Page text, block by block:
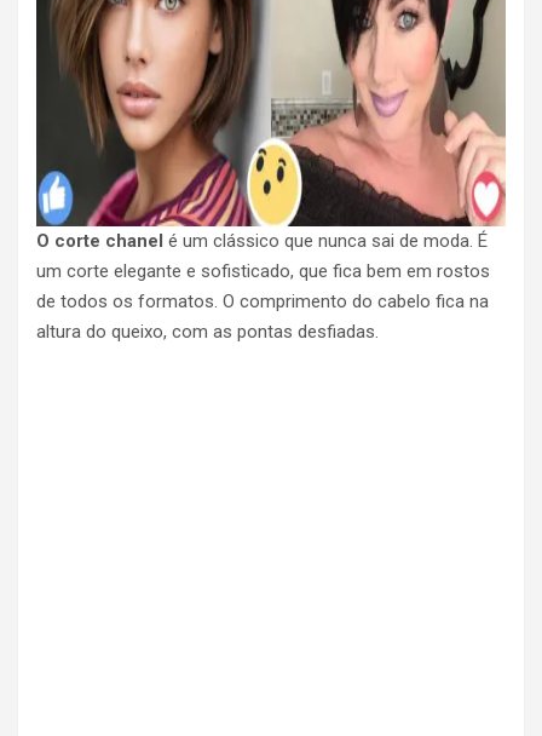
O corte chanel é um clássico que nunca sai de moda. É
um corte elegante e sofisticado, que fica bem em rostos
de todos os formatos. O comprimento do cabelo fica na
altura do queixo, com as pontas desfiadas.